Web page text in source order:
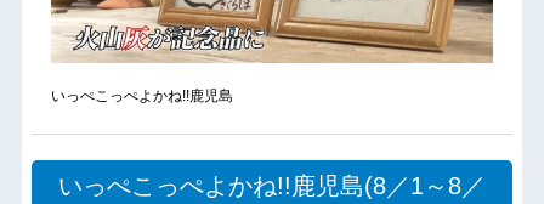
いっぺこっぺよかね!!鹿児島
いっぺこっぺよかね!!鹿児島(8／1～8／